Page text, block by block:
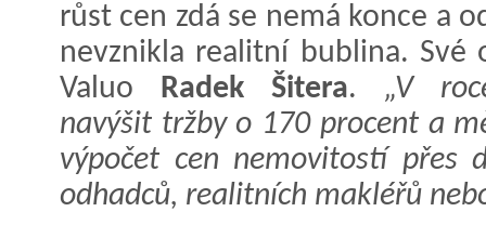
růst cen zdá se nemá konce a
nevznikla realitní bublina.
Valuo
Radek Šitera. „V
navýšit tržby o 170 procent a
výpočet cen nemovitostí přes
odhadců, realitních makléřů